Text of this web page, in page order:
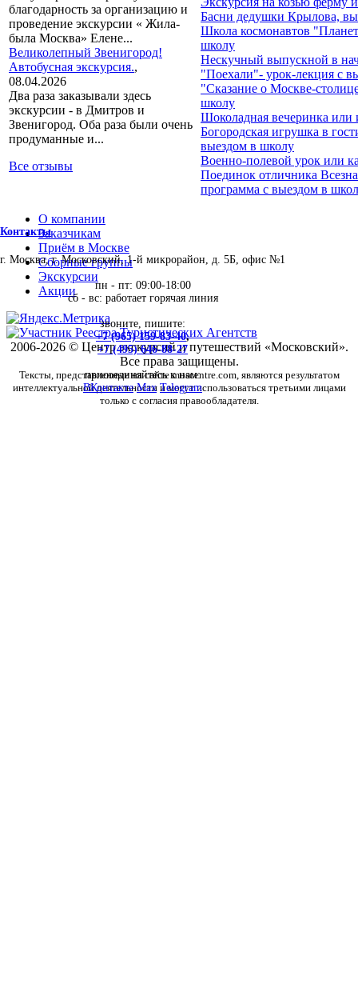
благодарность за организацию и
проведение экскурсии « Жила-
была Москва» Елене...
Великолепный Звенигород!
Автобусная экскурсия.,
08.04.2026
Два раза заказывали здесь
экскурсии - в Дмитров и
Звенигород. Оба раза были очень
продуманные и...
Все отзывы
Басни дедушки Крылова,
Школа космонавтов
школу
Нескучный выпускной в
"Поехали"- урок-лекция с
"Сказание о Москве-
школу
Шоколадная вечеринка или
Богородская игрушка в
выездом в школу
Военно-полевой урок или
Поединок отличника
программа с выездом в
Контакты
г. Москва, г. Московский, 1-й микрорайон, д. 5Б, офис №1
пн - пт: 09:00-18:00
сб - вс: работает горячая линия
звоните, пишите:
+7 (965) 159-83-40,
+7 (495) 646-88-27
присоединяйтесь к нам:
ВКонтакте Max Telegram
О компании
Заказчикам
Приём в Москве
Сборные группы
Экскурсии
Акции
2006-2026 © Центр экскурсий и путешествий «Московский».
Все права защищены.
Тексты, представленные на сайте moscentre.com, являются результатом
интеллектуальной деятельности и могут использоваться третьими лицами
только с согласия правообладателя.